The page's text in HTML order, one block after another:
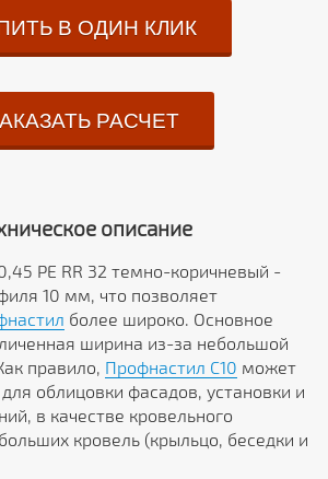
В ОДИН КЛИК
РАСЧЕТ
описание
PE RR 32 темно-коричневый -
10 мм, что позволяет
более широко. Основное
ширина из-за небольшой
правило, Профнастил C10 может
облицовки фасадов, установки и
в качестве кровельного
кровель (крыльцо, беседки и